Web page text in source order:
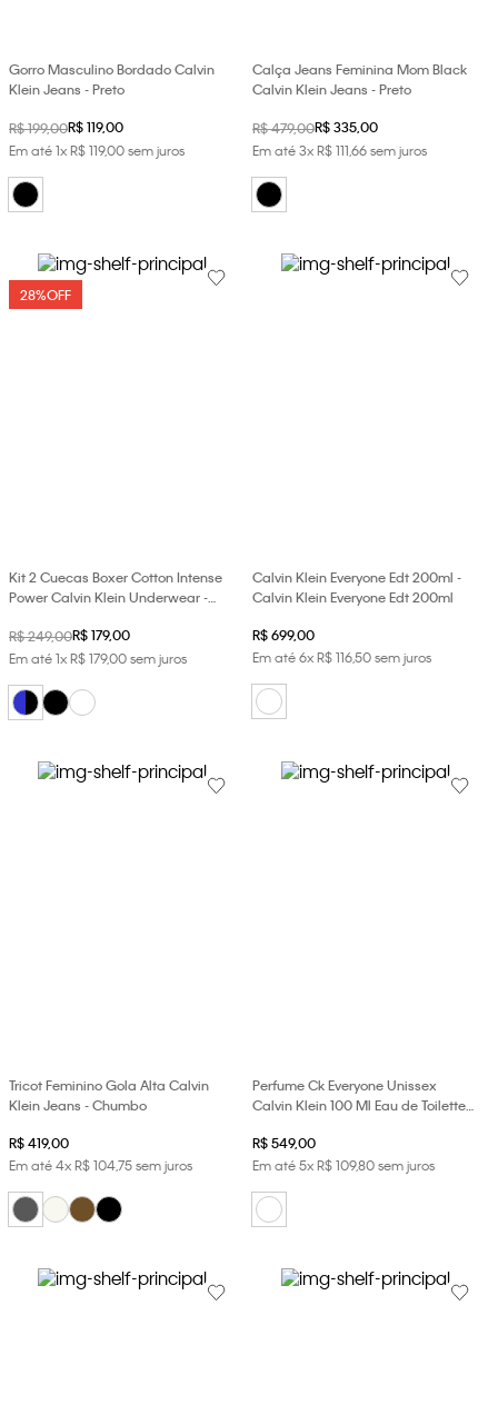
Gorro Masculino Bordado Calvin
Klein Jeans - Preto
R$199,00R$119,00
Em até1xR$119,00sem juros
Calça Jeans Feminina Mom Black
Calvin Klein Jeans - Preto
R$479,00R$33500
Em até3xR$11166sem juros
28%OFF
Kit 2 Cuecas Boxer Cotton Intense
Power Calvin Klein Underwear -
R$249,00R$179,00
Em até1xR$179,00sem juros
Calvin Klein Everyone Edt 200ml -
Calvin Klein Everyone Edt 200ml
R$699,00
Em até6xR$11650sem juros
Tricot Feminino Gola Alta Calvin
Klein Jeans - Chumbo
R$419,00
Em até4xR$10475sem juros
Perfume Ck Everyone Unissex
Calvin Klein 100 Ml Eau de Toilette -
R$549,00
Em até5xR$109,80sem juros